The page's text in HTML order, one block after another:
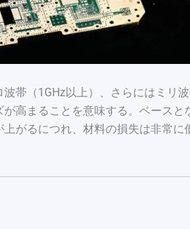
帯（1GHz以上）、さらにはミリ
高まることを意味する。ベース
がるにつれ、材料の損失は非常